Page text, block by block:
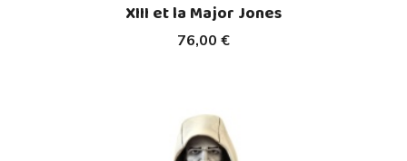
76,00 €
XIII et la Major Jones